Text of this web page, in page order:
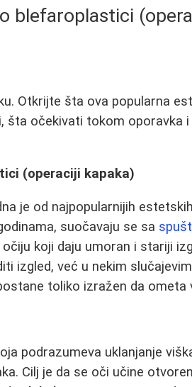
blefaroplastici
Otkrijte šta ova popularna
šta očekivati tokom oporavka
(operaciji kapaka)
je od najpopularnijih
suočavaju se sa
koji daju umoran i stariji
izgled, već u nekim
toliko izražen da ometa
podrazumeva uklanjanje
Cilj je da se oči učine